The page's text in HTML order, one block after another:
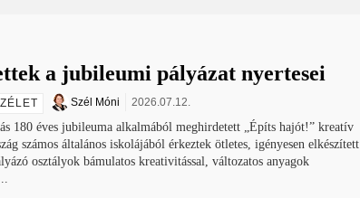
a jubileumi pályázat nyertesei
Szél Móni 2026.07.12.
180 éves jubileuma alkalmából meghirdetett „Építs hajót!” kreatív
számos általános iskolájából érkeztek ötletes, igényesen elkészített